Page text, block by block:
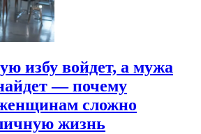
избу войдет, а мужа
— почему
сложно
жизнь